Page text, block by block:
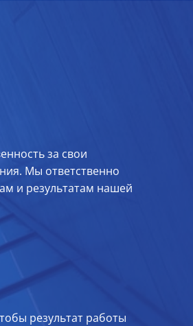
за свои
Мы ответственно
и результатам нашей
результат работы